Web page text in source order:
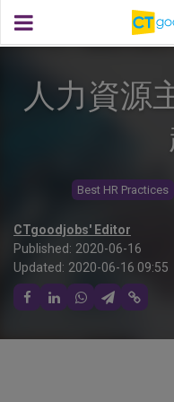
人力資源
Best HR Practices
CTgoodjobs' Editor
Published: 2020-06-16
Updated: 2020-06-16 09:55